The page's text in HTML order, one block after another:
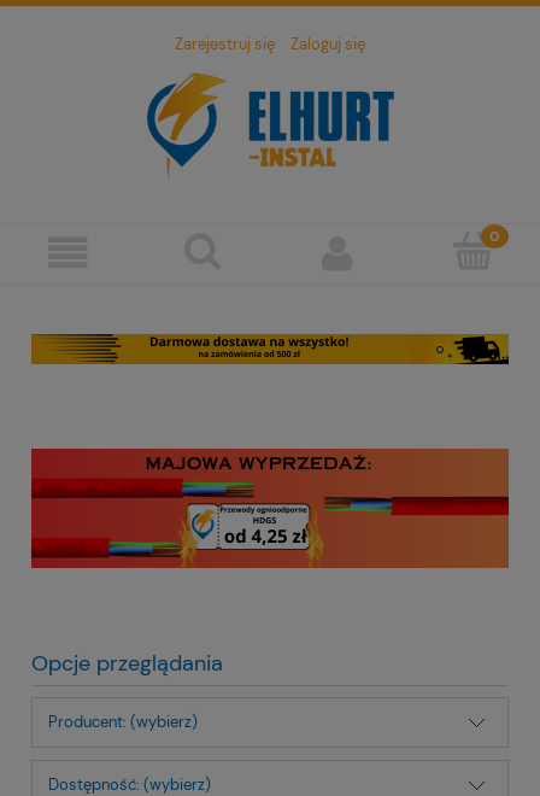
Zarejestruj się Zaloguj się
Opcje przeglądania
Producent: (wybierz)
Dostępność: (wybierz)